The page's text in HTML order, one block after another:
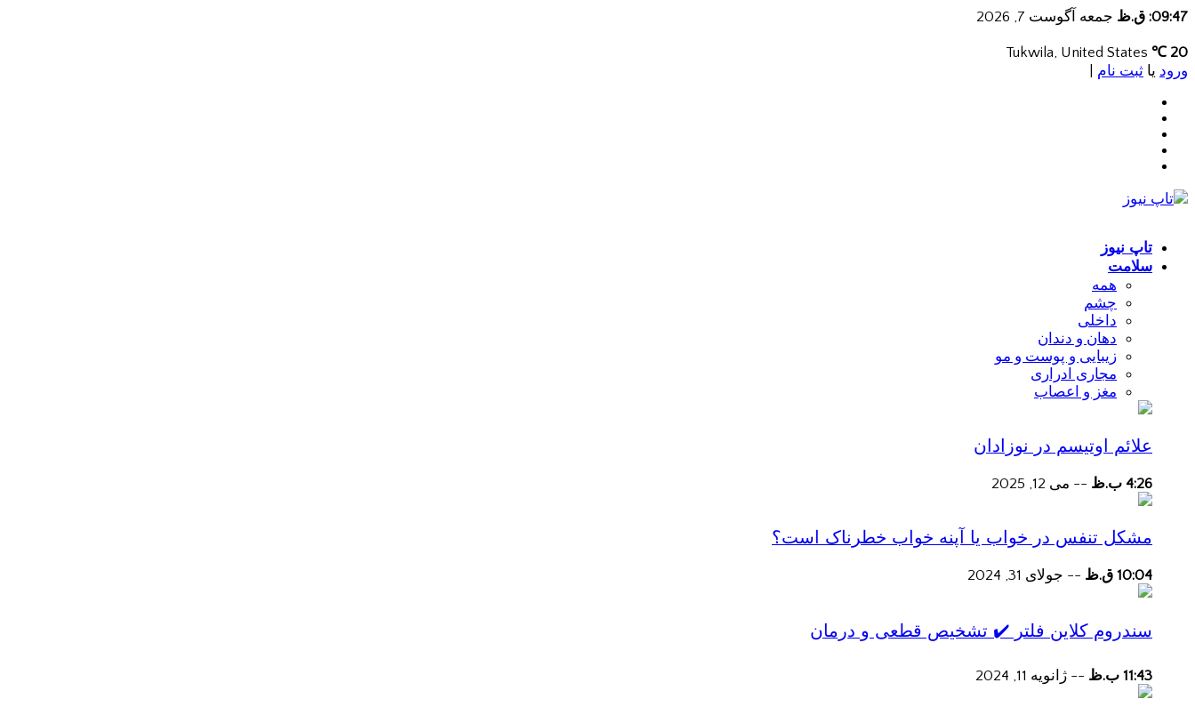
09:47: ق.ظ جمعه آگوست 7, 2026
20 ℃
ورود یا ثبت نام
تاپ نیوز
سلامت
همه
چشم
داخلی
دهان و دندان
زیبایی و پوست و مو
مجاری ادراری
مغز و اعصاب
علائم اوتیسم در نوزادان
4:26 ب.ظ -- می 12, 2025
مشکل تنفس در خواب یا آپنه خواب خطرناک است؟
10:04 ق.ظ -- جولای 31, 2024
سندروم کلاین فلتر ✔️ تشخیص قطعی و درمان
11:43 ب.ظ -- ژانویه 11, 2024